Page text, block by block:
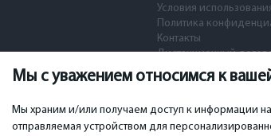
Мы с уважением относимся к
Мы храним и/или получаем доступ к информации
отправляемая устройством для
Условия
Политика
Контакты
Дистанционный